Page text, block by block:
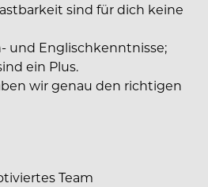
sind für dich keine
und Englischkenntnisse;
ein Plus.
wir genau den richtigen
Team